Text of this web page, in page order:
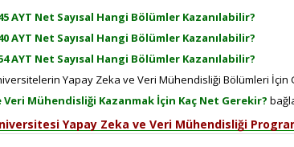
AYT Net Sayısal Hangi Bölümler Kazanılabilir?
AYT Net Sayısal Hangi Bölümler Kazanılabilir?
AYT Net Sayısal Hangi Bölümler Kazanılabilir?
Yapay Zeka ve Veri Mühendisliği Bölümleri
Veri Mühendisliği Kazanmak İçin Kaç Net Gerekir?
Yapay Zeka ve Veri Mühendisliği